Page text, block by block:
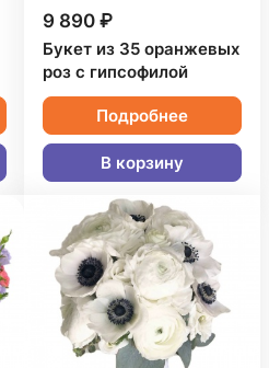
9 890 ₽
Букет из 35 оранжевых
роз с гипсофилой
Подробнее
В корзину